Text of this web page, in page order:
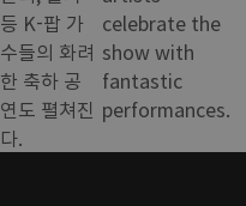
등 K-팝 가
수들의 화려
한 축하 공
연도 펼쳐진
다.
celebrate the
show with
fantastic
performances.